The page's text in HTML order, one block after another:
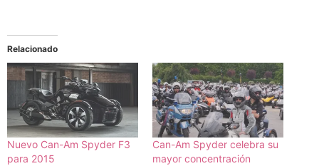
Relacionado
Nuevo Can-Am Spyder F3
para 2015
Can-Am Spyder celebra su
mayor concentración